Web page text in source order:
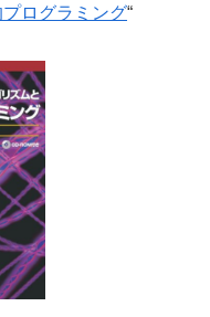
ログラミング“